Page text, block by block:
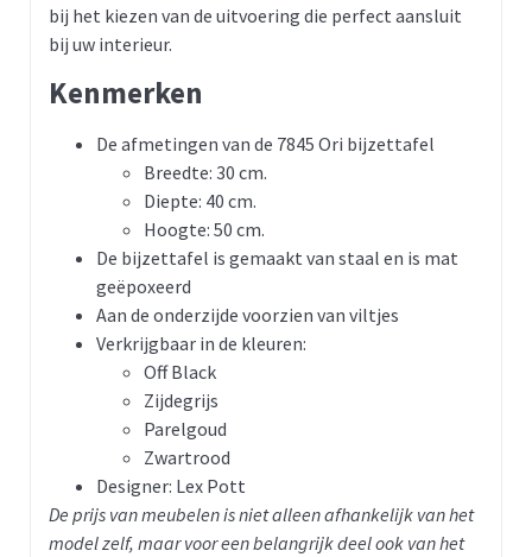
bij het kiezen van de uitvoering die perfect aansluit
bij uw interieur.
Kenmerken
De afmetingen van de 7845 Ori bijzettafel
Breedte: 30 cm.
Diepte: 40 cm.
Hoogte: 50 cm.
De bijzettafel is gemaakt van staal en is mat
geëpoxeerd
Aan de onderzijde voorzien van viltjes
Verkrijgbaar in de kleuren:
Off Black
Zijdegrijs
Parelgoud
Zwartrood
Designer: Lex Pott
De prijs van meubelen is niet alleen afhankelijk van het
model zelf, maar voor een belangrijk deel ook van het